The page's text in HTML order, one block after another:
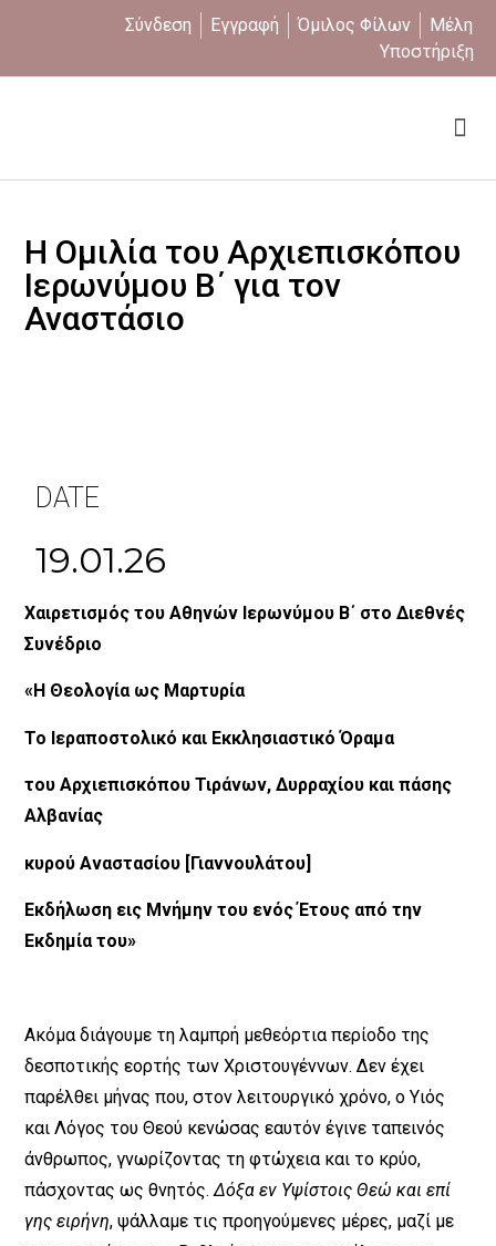
Σύνδεση Εγγραφή Όμιλος Φίλων
Μέλη
Υποστήριξη
Η Ομιλία του Αρχιεπισκόπου
Ιερωνύμου Β΄ για τον
Αναστάσιο
DATE
19.01.26
Χαιρετισμός του Αθηνών Ιερωνύμου Β΄ στο Διεθνές
Συνέδριο
«Η Θεολογία ως Μαρτυρία
Το Ιεραποστολικό και Εκκλησιαστικό Όραμα
του Αρχιεπισκόπου Τιράνων, Δυρραχίου και πάσης
Αλβανίας
κυρού Αναστασίου [Γιαννουλάτου]
Εκδήλωση εις Μνήμην του ενός Έτους από την
Εκδημία του»
Ακόμα διάγουμε τη λαμπρή μεθεόρτια περίοδο της
δεσποτικής εορτής των Χριστουγέννων. Δεν έχει
παρέλθει μήνας που, στον λειτουργικό χρόνο, ο Υιός
και Λόγος του Θεού κενώσας εαυτόν έγινε ταπεινός
άνθρωπος, γνωρίζοντας τη φτώχεια και το κρύο,
πάσχοντας ως θνητός.Δόξα εν Υψίστοις Θεώ και επί
γης ειρήνη, ψάλλαμε τις προηγούμενες μέρες, μαζί με